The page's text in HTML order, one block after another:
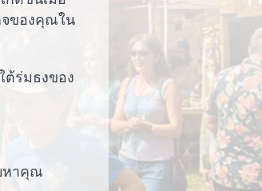
จของคุณใน
ต้ร่มธงของ
หาคุณ